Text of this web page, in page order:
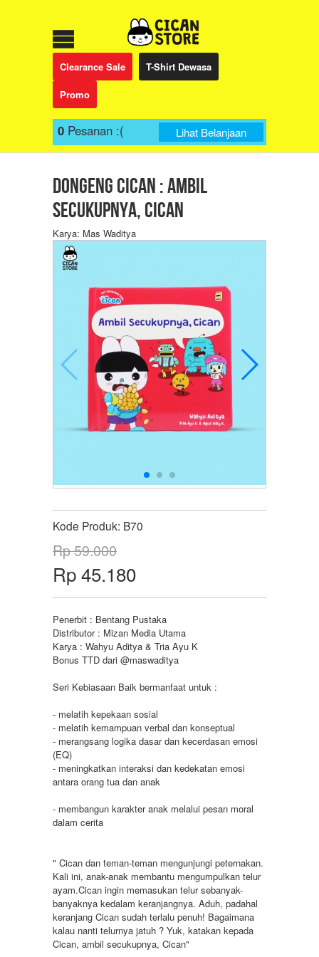
Clearance Sale T-Shirt Dewasa
Promo
0 Pesanan :( Lihat Belanjaan
DONGENG CICAN : AMBIL
SECUKUPNYA, CICAN
Karya: Mas Waditya
Kode Produk: B70
Rp 59.000
Rp 45.180
Penerbit : Bentang Pustaka
Distributor : Mizan Media Utama
Karya : Wahyu Aditya & Tria Ayu K
Bonus TTD dari @maswaditya
Seri Kebiasaan Baik bermanfaat untuk :
- melatih kepekaan sosial
- melatih kemampuan verbal dan konseptual
- merangsang logika dasar dan kecerdasan emosi
(EQ)
- meningkatkan interaksi dan kedekatan emosi
antara orang tua dan anak
- membangun karakter anak melalui pesan moral
dalam cerita
" Cican dan teman-teman mengunjungi peternakan.
Kali ini, anak-anak membantu mengumpulkan telur
ayam.Cican ingin memasukan telur sebanyak-
banyaknya kedalam keranjangnya. Aduh, padahal
keranjang Cican sudah terlalu penuh! Bagaimana
kalau nanti telurnya jatuh ? Yuk, katakan kepada
Cican, ambil secukupnya, Cican"